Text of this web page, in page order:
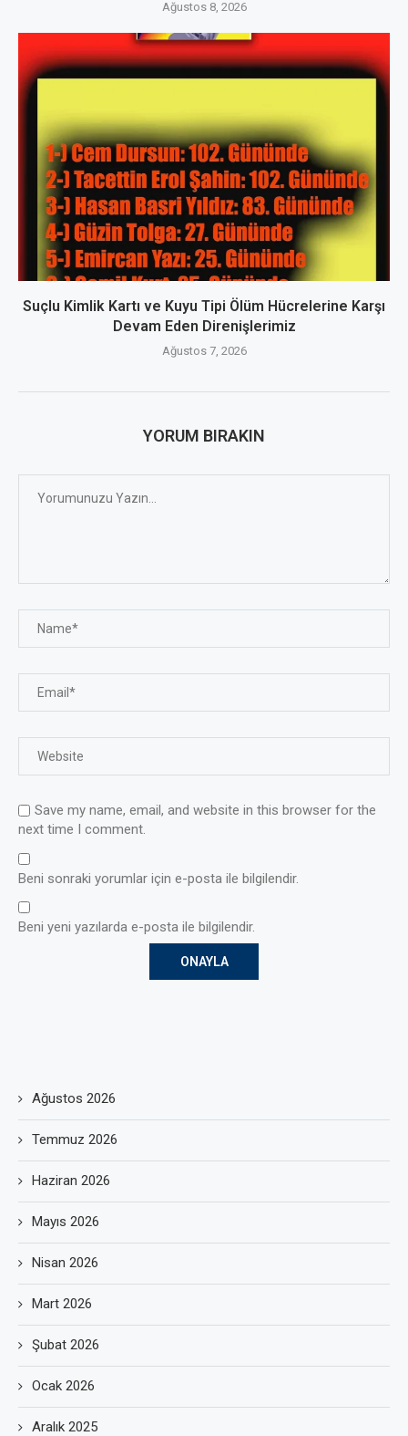
Ağustos 8, 2026
Suçlu Kimlik Kartı ve Kuyu Tipi Ölüm Hücrelerine Karşı
Devam Eden Direnişlerimiz
Ağustos 7, 2026
YORUM BIRAKIN
Save my name, email, and website in this browser for the
next time I comment.
Beni sonraki yorumlar için e-posta ile bilgilendir.
Beni yeni yazılarda e-posta ile bilgilendir.
Ağustos 2026
Temmuz 2026
Haziran 2026
Mayıs 2026
Nisan 2026
Mart 2026
Şubat 2026
Ocak 2026
Aralık 2025